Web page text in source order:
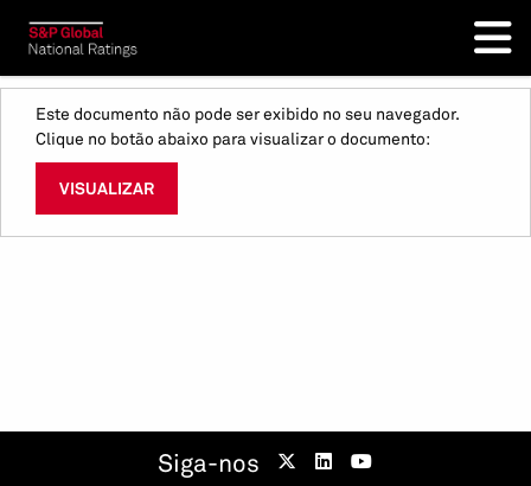
Este documento não pode ser exibido no seu navegador.
Clique no botão abaixo para visualizar o documento:
VISUALIZAR
Siga-nos